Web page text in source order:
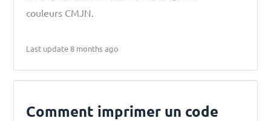
couleurs CMJN.
Last update 8 months ago
Comment imprimer un code